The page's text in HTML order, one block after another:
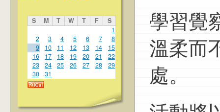
S M T W T F
S
1
2
3 4 5 6 7
8
9
10 11 12 13 14
15
16
17 18 19 20 21
22
23
24 25 26 27 28
29
30
31
學習覺
溫柔而
處。